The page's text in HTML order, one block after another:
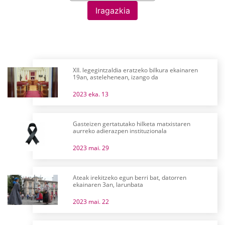
Iragazkia
XII. legegintzaldia eratzeko bilkura ekainaren
19an, astelehenean, izango da
2023 eka. 13
Gasteizen gertatutako hilketa matxistaren
aurreko adierazpen instituzionala
2023 mai. 29
Ateak irekitzeko egun berri bat, datorren
ekainaren 3an, larunbata
2023 mai. 22